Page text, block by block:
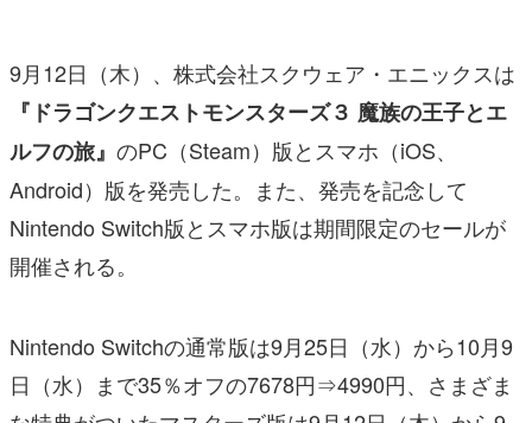
その他
電ファミニコゲーマーとは？
運営：株式会社マレ
9月12日（木）、株式会社スクウェア・エニックスは
『ドラゴンクエストモンスターズ３ 魔族の王子とエ
ルフの旅』 のPC（Steam）版とスマホ（iOS、
Android）版を発売した。また、発売を記念して
Nintendo Switch版とスマホ版は期間限定のセールが
開催される。
Nintendo Switchの通常版は9月25日（水）から10月9
日（水）まで35％オフの7678円⇒4990円、さまざま